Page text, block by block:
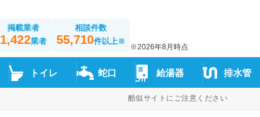
掲載業者
1,422業者
相談件数
55,710件以上※
※2026年8月時点
トイレ 蛇口 給湯器 排水管
酷似サイトにご注意ください